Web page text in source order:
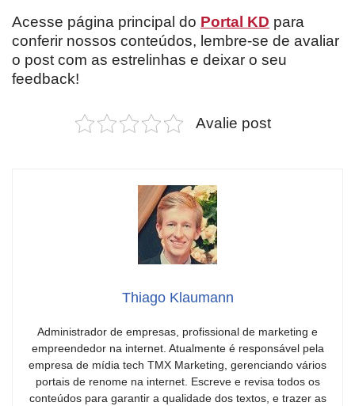
Acesse página principal do Portal KD para
conferir nossos conteúdos, lembre-se de avaliar
o post com as estrelinhas e deixar o seu
feedback!
Avalie post
Thiago Klaumann
Administrador de empresas, profissional de marketing e
empreendedor na internet. Atualmente é responsável pela
empresa de mídia tech TMX Marketing, gerenciando vários
portais de renome na internet. Escreve e revisa todos os
conteúdos para garantir a qualidade dos textos, e trazer as